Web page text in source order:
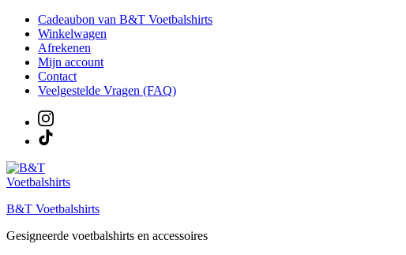
naar
inhoud
Cadeaubon van B&T Voetbalshirts
Winkelwagen
Afrekenen
Mijn account
Contact
Veelgestelde Vragen (FAQ)
B&T Voetbalshirts
Gesigneerde voetbalshirts en accessoires